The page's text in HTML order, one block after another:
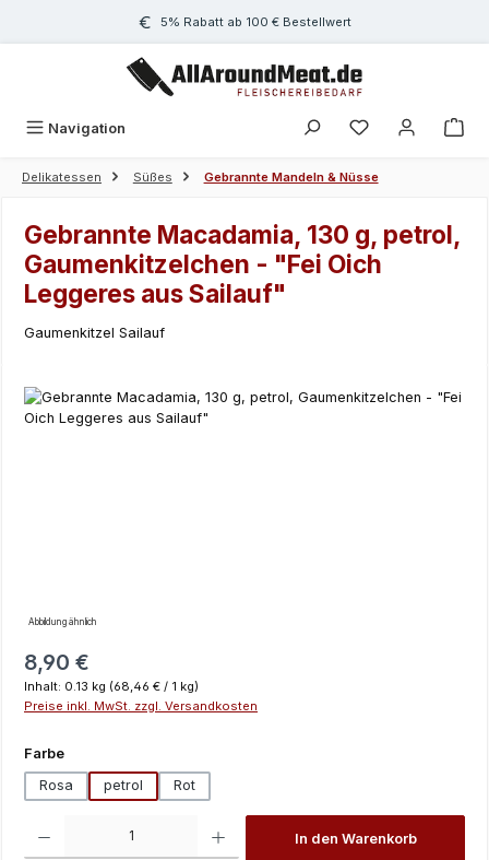
Zum Hauptinhalt springen5% Rabatt ab 100 € Bestellwert
Navigation
Delikatessen Süßes Gebrannte Mandeln & Nüsse
Gebrannte Macadamia, 130 g, petrol,
Gaumenkitzelchen - "Fei Oich
Leggeres aus Sailauf"
Gaumenkitzel Sailauf
Bildergalerie überspringen
Abbildung ähnlich
Regulärer Preis:
8,90 €
Inhalt: 0.13 kg (68,46 € / 1 kg)
Preise inkl. MwSt. zzgl. Versandkosten
Farbeauswählen
Rosa
petrol Rot
Produkt Anzahl: Gib den gewünschten Wert ein oder benutze die
In den Warenkorb